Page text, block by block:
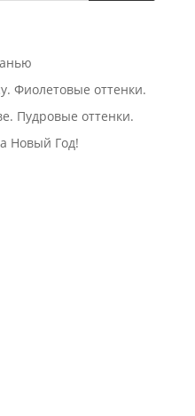
Фиолетовые оттенки.
Пудровые оттенки.
Новый Год!